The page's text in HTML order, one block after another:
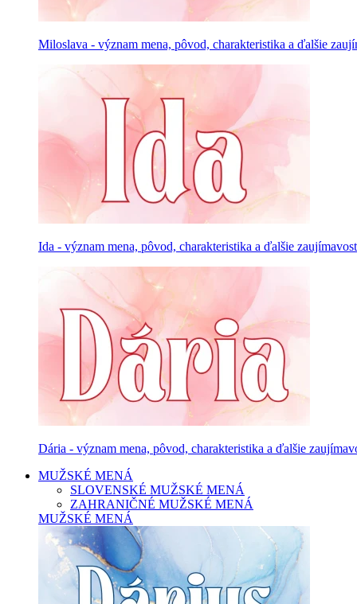
Miloslava - význam mena, pôvod, charakteristika a ďalšie
Ida - význam mena, pôvod, charakteristika a ďalšie
Dária - význam mena, pôvod, charakteristika a ďalšie
MUŽSKÉ MENÁ
SLOVENSKÉ MUŽSKÉ MENÁ
ZAHRANIČNÉ MUŽSKÉ MENÁ
MUŽSKÉ MENÁ